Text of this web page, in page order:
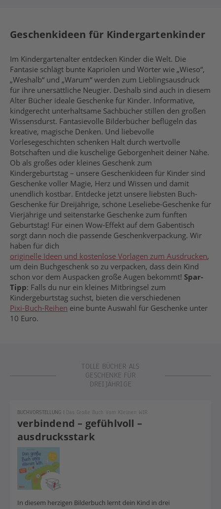
Geschenkideen für Kindergartenkinder
Im Kindergartenalter entdecken Kinder die Welt. Die
Fantasie schlägt bunte Kapriolen und Wörter wie „Wieso“,
„Weshalb“ und „Warum“ werden zum Lieblingsausdruck
für ihre unersättliche Neugier. Deshalb sind auch in diesem
Alter Bücher ideale Geschenke für Kinder. Informative,
kindgerecht unterhaltsame Sachbücher stillen den großen
Wissensdurst. Fantasievolle Bilderbücher beflügeln das
kreative, magische Denken. Und liebevolle
Vorlesegeschichten schenken Halt durch wertvolle
Botschaften und die kuschelige Geborgenheit deiner Nähe.
Ob als großes oder kleines Geschenk zum
Kindergeburtstag – unsere Geschenkideen für Kinder sind
Geschenke voller Magie, Herz und Wissen und damit
unendlich kostbar. Entdecke jetzt unsere liebsten Buch-
Geschenke für Dreijährige, schöne Leseliebe-Geschenke für
Vierjährige und seitenstarke Geschenke zum fünften
Geburtstag! Für einen Wow-Effekt auf dem Gabentisch
sorgt dann noch die passende Geschenkverpackung. Wir
haben für dich
originelle Ideen und kostenlose Vorlagen zum Ausdrucken,
um dein Buchgeschenk so zu verpacken, dass dein Kind
schon vor dem Auspacken große Augen bekommt! Spar-
Tipp: Falls du nur ein kleines Mitbringsel zum
Kindergeburtstag suchst, bieten die verschiedenen
Pixi-Buch-Reihen eine bunte Auswahl für Geschenke unter
10 Euro.
Geschenkideen ab 3 JahrenTOLLE BÜCHER ALS
GESCHENKE FÜR
DREIJÄHRIGE
verbindend – gefühlvoll –
ausdrucksstark
BUCHVORSTELLUNG | Das Große Buch Vom Kleinen WIR
In diesem herzigen Bilderbuch lernt dein Kind in drei